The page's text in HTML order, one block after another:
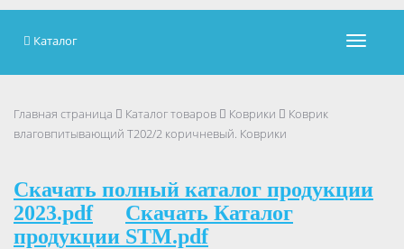
Каталог
Главная страница Каталог товаров Коврики
Коврик
влаговпитывающий Т202/2 коричневый. Коврики
Скачать полный каталог продукции
2023.pdf
Скачать Каталог
продукции STM.pdf